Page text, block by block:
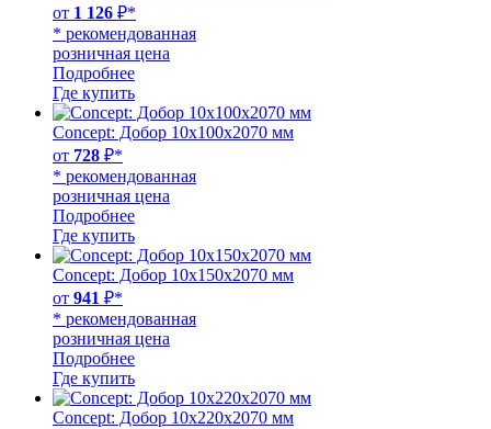
от 1 126 ₽*
* рекомендованная
розничная цена
Подробнее
Где купить
Concept: Добор 10х100х2070 мм
от 728 ₽*
* рекомендованная
розничная цена
Подробнее
Где купить
Concept: Добор 10х150х2070 мм
от 941 ₽*
* рекомендованная
розничная цена
Подробнее
Где купить
Concept: Добор 10х220х2070 мм